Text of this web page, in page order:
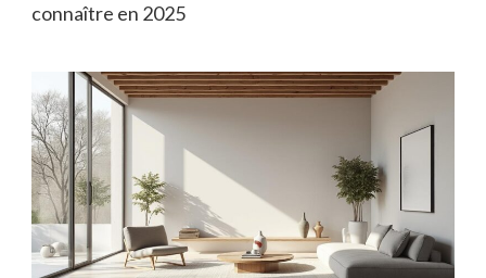
connaître en 2025